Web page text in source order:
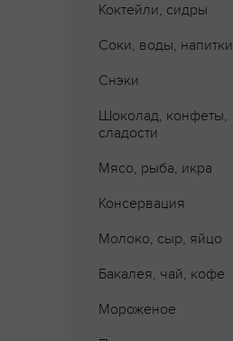
Коктейли, сидры
Соки, воды, напитки
Снэки
Шоколад, конфеты,
сладости
Мясо, рыба, икра
Консервация
Молоко, сыр, яйцо
Бакалея, чай, кофе
Мороженое